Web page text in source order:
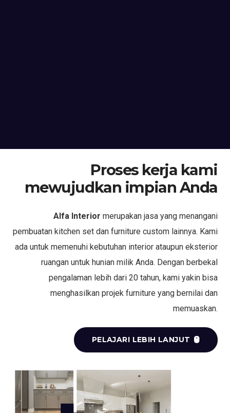
Proses kerja kami
mewujudkan impian Anda
Alfa Interior merupakan jasa yang menangani
pembuatan kitchen set dan furniture custom lainnya. Kami
ada untuk memenuhi kebutuhan interior ataupun eksterior
ruangan untuk hunian milik Anda. Dengan berbekal
pengalaman lebih dari 20 tahun, kami yakin bisa
menghasilkan projek furniture yang bernilai dan
memuaskan.
PELAJARI LEBIH LANJUT